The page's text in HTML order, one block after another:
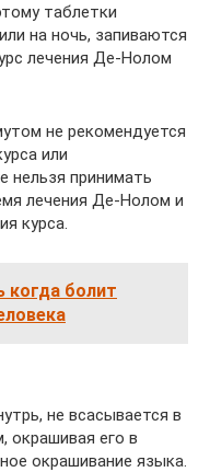
таблетки
на ночь, запиваются
лечения Де-Нолом
не рекомендуется
или
нельзя принимать
лечения Де-Нолом и
курса.
когда болит
не всасывается в
окрашивая его в
окрашивание языка.